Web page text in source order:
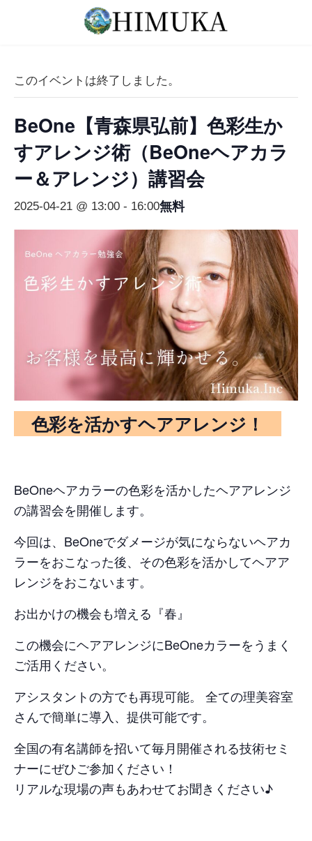
このイベントは終了しました。
BeOne【青森県弘前】色彩生か
すアレンジ術（BeOneヘアカラ
ー＆アレンジ）講習会
2025-04-21 @ 13:00 - 16:00無料
色彩を活かすヘアアレンジ！
BeOneヘアカラーの色彩を活かしたヘアアレンジ
の講習会を開催します。
今回は、BeOneでダメージが気にならないヘアカ
ラーをおこなった後、その色彩を活かしてヘアア
レンジをおこないます。
お出かけの機会も増える『春』
この機会にヘアアレンジにBeOneカラーをうまく
ご活用ください。
アシスタントの方でも再現可能。 全ての理美容室
さんで簡単に導入、提供可能です。
全国の有名講師を招いて毎月開催される技術セミ
ナーにぜひご参加ください！
リアルな現場の声もあわせてお聞きください♪